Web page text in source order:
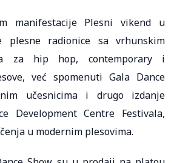
manifestacije Plesni vikend u
plesne radionice sa vrhunskim
za hip hop, contemporary i
već spomenuti Gala Dance
učesnicima i drugo izdanje
Development Centre Festivala,
u modernim plesovima.